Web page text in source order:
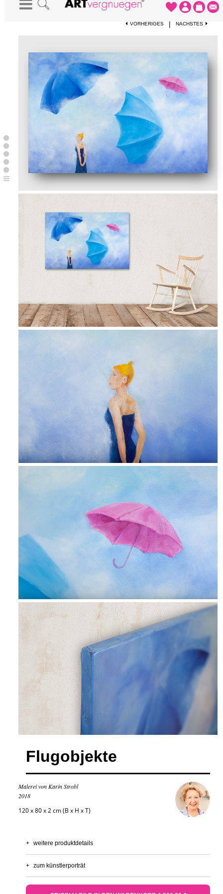
NÄCHSTES
|
VORHERIGES
Flugobjekte
Malerei von Karin Strobl
2018
120 x 80 x 2 cm (B x H x T)
+ weitere produktdetails
+ zum künstlerporträt